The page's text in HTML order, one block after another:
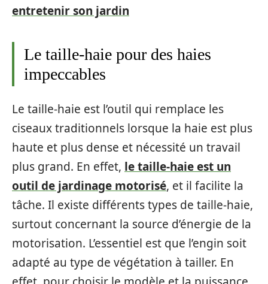
entretenir son jardin
Le taille-haie pour des haies
impeccables
Le taille-haie est l’outil qui remplace les
ciseaux traditionnels lorsque la haie est plus
haute et plus dense et nécessité un travail
plus grand. En effet, le taille-haie est un
outil de jardinage motorisé, et il facilite la
tâche. Il existe différents types de taille-haie,
surtout concernant la source d’énergie de la
motorisation. L’essentiel est que l’engin soit
adapté au type de végétation à tailler. En